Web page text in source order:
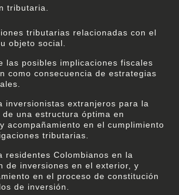
tributaria.
tributarias relacionadas con el
objeto social.
las posibles implicaciones fiscales
como consecuencia de estrategias
inversionistas extranjeros para la
de una estructura óptima en
acompañamiento en el cumplimiento
tributarias.
residentes Colombianos en la
de inversiones en el exterior, y
en el proceso de constitución
de inversión.